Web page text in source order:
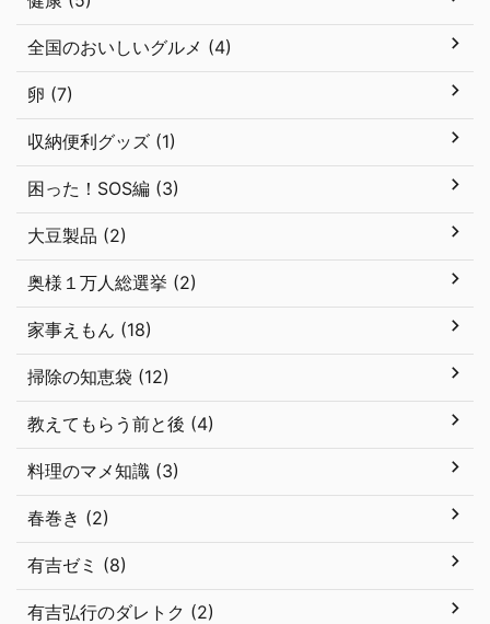
全国のおいしいグルメ (4)
卵 (7)
収納便利グッズ (1)
困った！SOS編 (3)
大豆製品 (2)
奥様１万人総選挙 (2)
家事えもん (18)
掃除の知恵袋 (12)
教えてもらう前と後 (4)
料理のマメ知識 (3)
春巻き (2)
有吉ゼミ (8)
有吉弘行のダレトク (2)